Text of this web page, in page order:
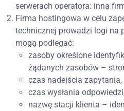
serwerach operatora: inna
Firma hostingowa w celu
technicznej prowadzi logi na
mogą podlegać:
zasoby określone
żądanych zasobów –
czas nadejścia zapytania,
czas wysłania
nazwę stacji klienta –